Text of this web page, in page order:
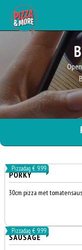
Pizzadag € 9.99
PORKY
30cm pizza met
Pizzadag € 9.99
SAUSAGE